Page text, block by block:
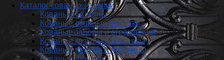
Каталог кованых изделий
Кованые балконы
Кованые оконные решетки
Кованые заборы и ог­ражде­ния
Кованые козырьки и навесы
Кованые перила и лестницы